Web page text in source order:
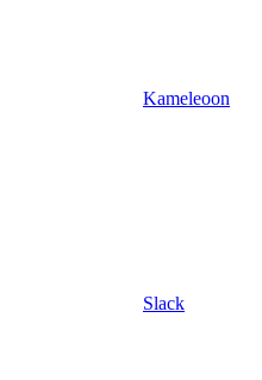
Kameleoon
Slack